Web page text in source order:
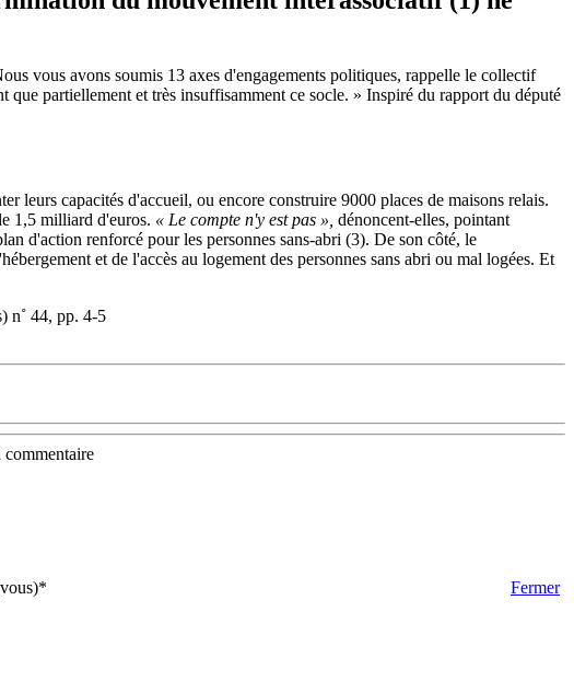
vous avons soumis 13 axes d'engagements politiques, rappelle le collectif
partiellement et très insuffisamment ce socle. » Inspiré du rapport du député
leurs capacités d'accueil, ou encore construire 9000 places de maisons relais.
1,5 milliard d'euros. « Le compte n'y est pas », dénoncent-elles, pointant
d'action renforcé pour les personnes sans-abri (3). De son côté, le
et de l'accès au logement des personnes sans abri ou mal logées. Et
n˚ 44, pp. 4-5
Fermer
*